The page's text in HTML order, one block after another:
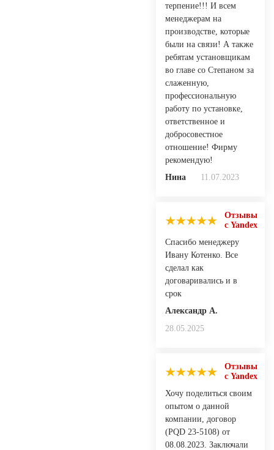
терпение!!! И всем
менеджерам на
производстве, которые
были на связи! А также
ребятам установщикам
во главе со Степаном за
слаженную,
профессиональную
работу по установке,
ответственное и
добросовестное
отношение! Фирму
рекомендую!
Нина
11.07.2023
Отзывы
с Yandex
Спасибо менеджеру
Ивану Котенко. Все
сделал как
договаривались и в
срок
Александр А.
28.05.2025
Отзывы
с Yandex
Хочу поделиться своим
опытом о данной
компании, договор
(PQD 23-5108) от
08.08.2023. Заключали